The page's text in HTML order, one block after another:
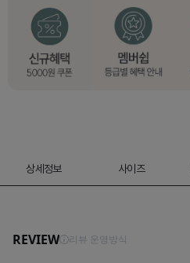
상세정보 사이즈